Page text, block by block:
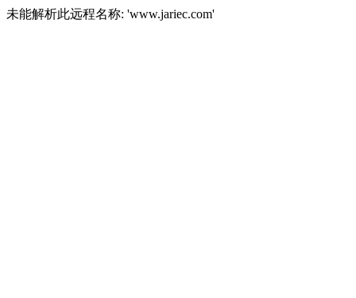
未能解析此远程名称: 'www.jariec.com'